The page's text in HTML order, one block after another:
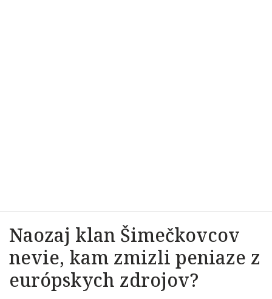
Naozaj klan Šimečkovcov
nevie, kam zmizli peniaze z
európskych zdrojov?